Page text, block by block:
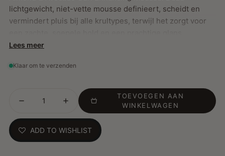
lichtgewicht, niet-vette mousse definieert, scheidt en
vermindert pluis bij alle krultypes, terwijl het zorgt voor
Belangrijkste Kenmerken:
natuurlijke look
Droogt snel, schilfert niet en geeft een stralende glans
Vermindert pluis en biedt een flexibele hold
Vrij van parabenen, paraffine, petrolatum en minerale
Lees meer
Klaar om te verzenden
TOEVOEGEN AAN
WINKELWAGEN
ADD TO WISHLIST